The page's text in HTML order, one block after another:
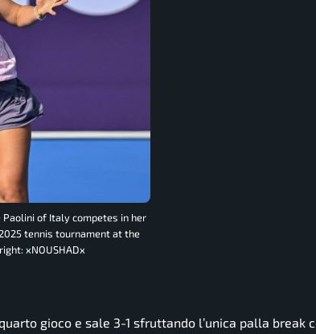
Paolini of Italy competes in her
tennis tournament at the
xNOUSHADx
gioco e sale 3-1 sfruttando l’unica palla break